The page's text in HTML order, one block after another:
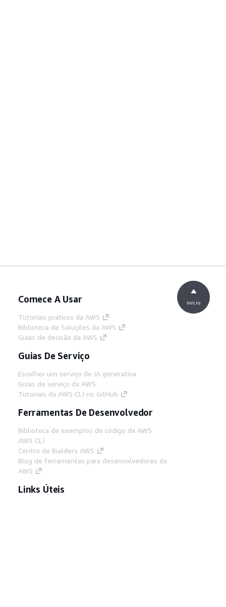
Comece A Usar
Tutoriais práticos da AWS
Biblioteca de Soluções da AWS
Guias de decisão da AWS
Guias De Serviço
Escolher um serviço de IA generativa
Guias de serviço da AWS
Tutoriais da AWS CLI no GitHub
Ferramentas De Desenvolvedor
Biblioteca de exemplos de código da AWS
AWS CLI
Centro de Builders AWS
Blog de ferramentas para desenvolvedores da
AWS
Links Úteis
início